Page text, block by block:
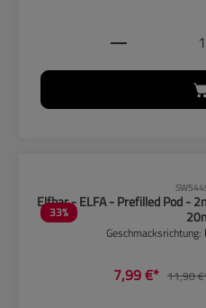
Produkt
33%
Elfbar - ELFA - Prefilled Pod -
Geschmacksrichtung:
7,99 €* 11,90